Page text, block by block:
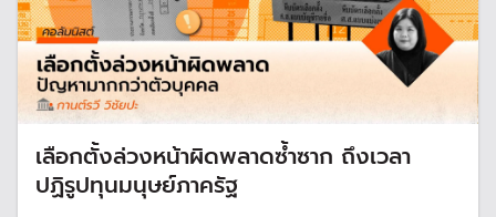
เลือกตั้งล่วงหน้าผิดพลาดซ้ำซาก ถึงเวลา
ปฏิรูปทุนมนุษย์ภาครัฐ